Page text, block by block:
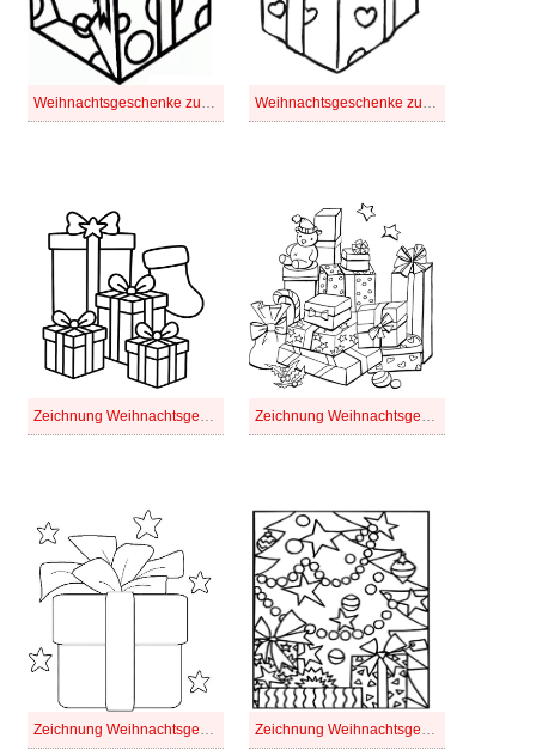
Weihnachtsgeschenke zum Ausdrucken für Kinder Weihnachtsgeschenke zum Ausdrucken
Zeichnung Weihnachtsgeschenke basisch Zeichnung Weihnachtsgeschenke druckbare basisch
Zeichnung Weihnachtsgeschenke druckbare einfach Zeichnung Weihnachtsgeschenke druckbare für Kinder